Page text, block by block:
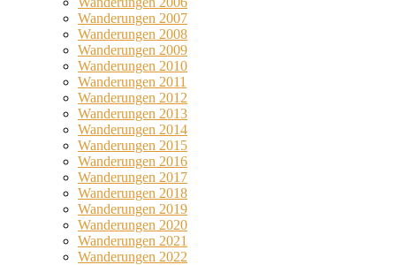
Wanderungen 2007
Wanderungen 2008
Wanderungen 2009
Wanderungen 2010
Wanderungen 2011
Wanderungen 2012
Wanderungen 2013
Wanderungen 2014
Wanderungen 2015
Wanderungen 2016
Wanderungen 2017
Wanderungen 2018
Wanderungen 2019
Wanderungen 2020
Wanderungen 2021
Wanderungen 2022